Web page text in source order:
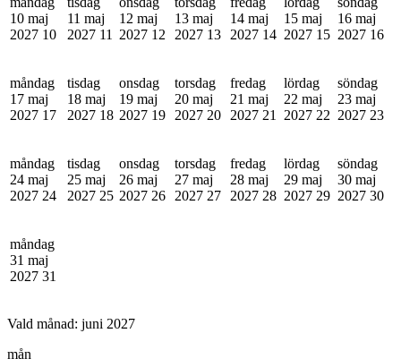
10 maj
2027 10
11 maj
2027 11
12 maj
2027 12
13 maj
2027 13
14 maj
2027 14
15 maj
2027 15
16 maj
2027 16
måndag
17 maj
2027 17
tisdag
18 maj
2027 18
onsdag
19 maj
2027 19
torsdag
20 maj
2027 20
fredag
21 maj
2027 21
lördag
22 maj
2027 22
söndag
23 maj
2027 23
måndag
24 maj
2027 24
tisdag
25 maj
2027 25
onsdag
26 maj
2027 26
torsdag
27 maj
2027 27
fredag
28 maj
2027 28
lördag
29 maj
2027 29
söndag
30 maj
2027 30
måndag
31 maj
2027 31
Vald månad: juni 2027
mån